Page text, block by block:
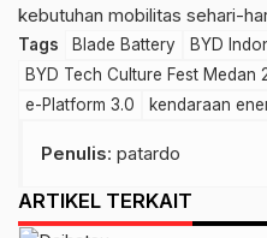
kebutuhan mobilitas sehari-
Tags Blade Battery BYD
BYD Tech Culture Fest Medan
e-Platform 3.0
kendaraan
Penulis: patardo
ARTIKEL TERKAIT